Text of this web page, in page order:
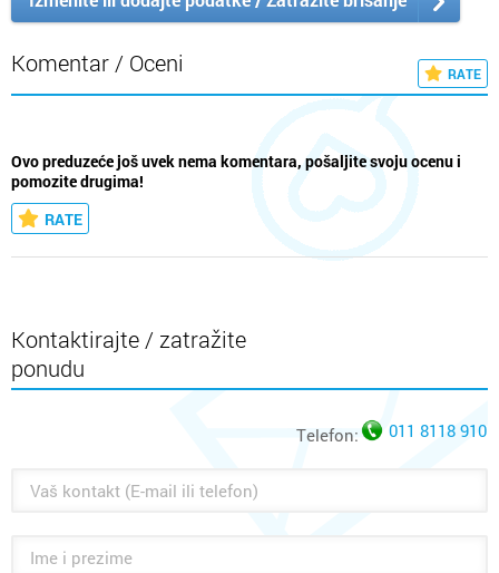
Komentar / Oceni RATE
Ovo preduzeće još uvek nema komentara, pošaljite svoju ocenu i
pomozite drugima!
RATE
Kontaktirajte / zatražite
ponudu
Telefon: 011 8118 910